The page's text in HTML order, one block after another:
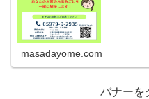
masadayome.com
バナーを